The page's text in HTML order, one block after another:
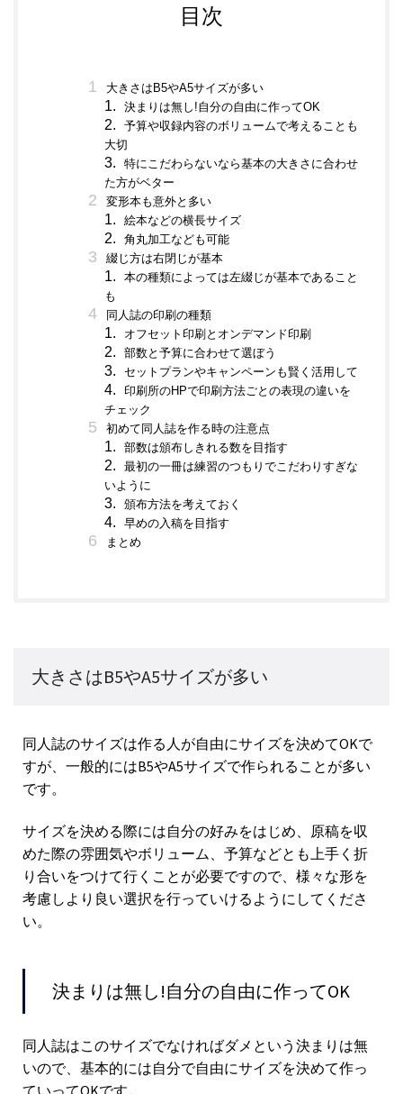
目次
大きさはB5やA5サイズが多い
決まりは無し!自分の自由に作ってOK
予算や収録内容のボリュームで考えることも
大切
特にこだわらないなら基本の大きさに合わせ
た方がベター
変形本も意外と多い
絵本などの横長サイズ
角丸加工なども可能
綴じ方は右閉じが基本
本の種類によっては左綴じが基本であること
も
同人誌の印刷の種類
オフセット印刷とオンデマンド印刷
部数と予算に合わせて選ぼう
セットプランやキャンペーンも賢く活用して
印刷所のHPで印刷方法ごとの表現の違いを
チェック
初めて同人誌を作る時の注意点
部数は頒布しきれる数を目指す
最初の一冊は練習のつもりでこだわりすぎな
いように
頒布方法を考えておく
早めの入稿を目指す
まとめ
大きさはB5やA5サイズが多い
同人誌のサイズは作る人が自由にサイズを決めてOKで
すが、一般的にはB5やA5サイズで作られることが多い
です。
サイズを決める際には自分の好みをはじめ、原稿を収
めた際の雰囲気やボリューム、予算などとも上手く折
り合いをつけて行くことが必要ですので、様々な形を
考慮しより良い選択を行っていけるようにしてくださ
い。
決まりは無し!自分の自由に作ってOK
同人誌はこのサイズでなければダメという決まりは無
いので、基本的には自分で自由にサイズを決めて作っ